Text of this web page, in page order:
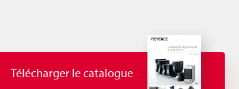
Télécharger le catalogue